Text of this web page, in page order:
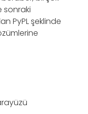
sonraki
PyPL şeklinde